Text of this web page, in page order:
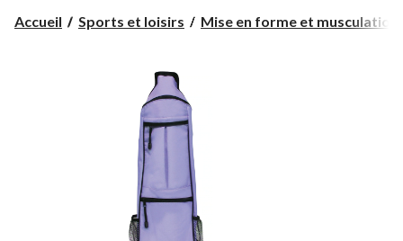
Accueil Sports et loisirs Mise en forme et musculation